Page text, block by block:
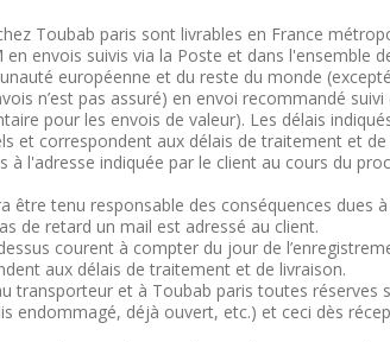
Toubab paris sont livrables en France
envois suivis via la Poste et dans l'ensemble
européenne et du reste du monde
n’est pas assuré) en envoi recommandé suivi
pour les envois de valeur). Les délais
et correspondent aux délais de traitement et de
à l'adresse indiquée par le client au cours du
être tenu responsable des conséquences dues
de retard un mail est adressé au client.
courent à compter du jour de
aux délais de traitement et de livraison.
transporteur et à Toubab paris toutes réserves
endommagé, déjà ouvert, etc.) et ceci dès